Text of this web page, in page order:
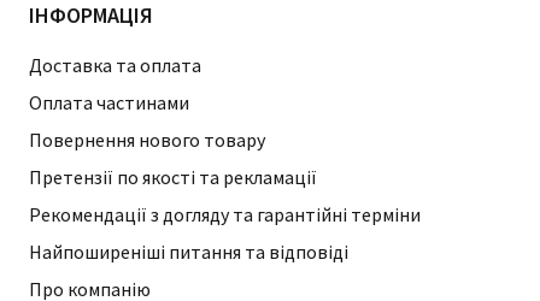
ІНФОРМАЦІЯ
Доставка та оплата
Оплата частинами
Повернення нового товару
Претензії по якості та рекламації
Рекомендації з догляду та гарантійні терміни
Найпоширеніші питання та відповіді
Про компанію